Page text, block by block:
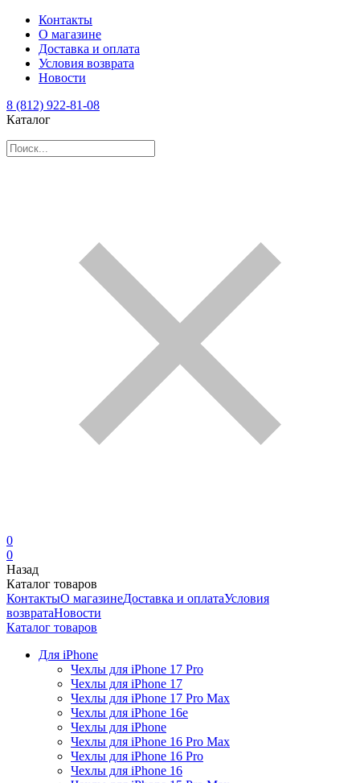
Контакты
О магазине
Доставка и оплата
Условия возврата
Новости
8 (812) 922-81-08
Каталог
0
0
Назад
Каталог товаров
КонтактыО магазинеДоставка и оплатаУсловия
возвратаНовости
Каталог товаров
Для iPhone
Чехлы для iPhone 17 Pro
Чехлы для iPhone 17
Чехлы для iPhone 17 Pro Max
Чехлы для iPhone 16e
Чехлы для iPhone
Чехлы для iPhone 16 Pro Max
Чехлы для iPhone 16 Pro
Чехлы для iPhone 16